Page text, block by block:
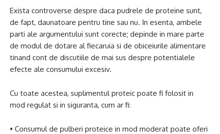
Exista controverse despre daca pudrele de proteine ​​sunt,
de fapt, daunatoare pentru tine sau nu. In esenta, ambele
parti ale argumentului sunt corecte; depinde in mare parte
de modul de dotare al fiecaruia si de obiceiurile alimentare
tinand cont de discutiile de mai sus despre potentialele
efecte ale consumului excesiv.
Cu toate acestea, suplimentul proteic poate fi folosit in
mod regulat si in siguranta, cum ar fi:
• Consumul de pulberi proteice in mod moderat poate oferi